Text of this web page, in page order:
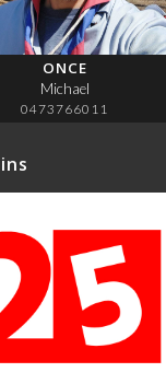
ONCE
Michael
0473766011